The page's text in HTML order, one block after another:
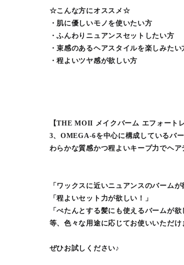
☆こんな方にオススメ☆
・肌に優しいモノを使いたい方
・ふんわりニュアンスセットしたい方
・束感のあるヘアスタイルを楽しみたい
・程よいツヤ感が欲しい方
【THE MOII メイクバーム エフォート
3、OMEGA-6を中心に構成しているバ
わらかな質感かつ程よいキープ力でヘ
「ワックスに近いニュアンスのバームが
「程よいセット力が欲しい！」
「ぺたんとする髪にも使えるバームが欲
等、色々な用途に応じてお使いいただ
ぜひお試しください♪